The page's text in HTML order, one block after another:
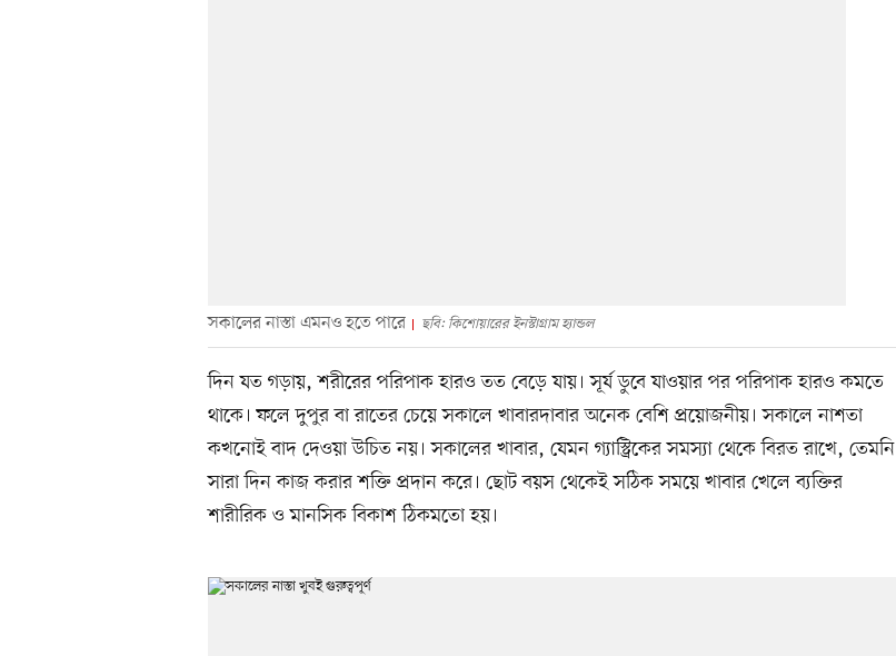
সকালের নাস্তা এমনও হতে পারে ছবি: কিশোয়ারের ইনস্টাগ্রাম হ্যান্ডল
দিন যত গড়ায়, শরীরের পরিপাক হারও তত বেড়ে যায়। সূর্য ডুবে যাওয়ার পর পরিপাক হারও কমতে
থাকে। ফলে দুপুর বা রাতের চেয়ে সকালে খাবারদাবার অনেক বেশি প্রয়োজনীয়। সকালে নাশতা
কখনোই বাদ দেওয়া উচিত নয়। সকালের খাবার, যেমন গ্যাস্ট্রিকের সমস্যা থেকে বিরত রাখে, তেমনি
সারা দিন কাজ করার শক্তি প্রদান করে। ছোট বয়স থেকেই সঠিক সময়ে খাবার খেলে ব্যক্তির
শারীরিক ও মানসিক বিকাশ ঠিকমতো হয়।